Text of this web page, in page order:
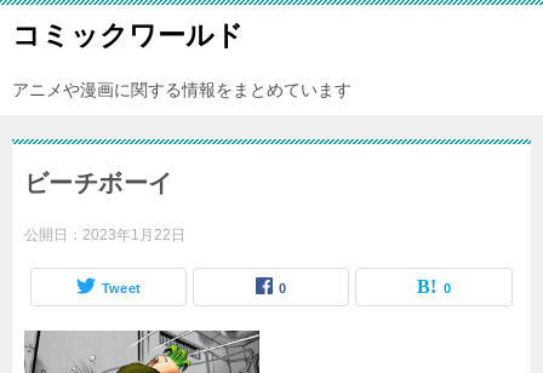
コミックワールド
アニメや漫画に関する情報をまとめています
ビーチボーイ
公開日： 2023年1月22日
Tweet 0 0